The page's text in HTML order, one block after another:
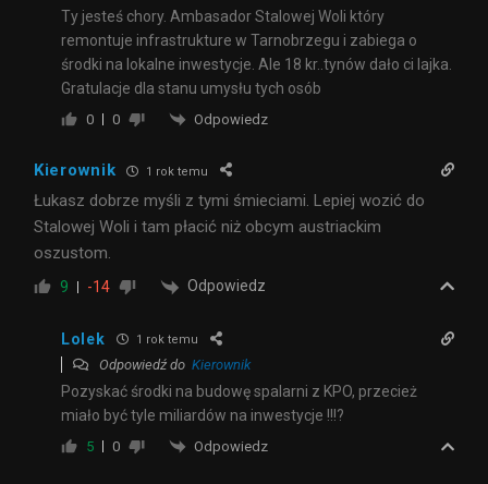
Ty jesteś chory. Ambasador Stalowej Woli który
remontuje infrastrukture w Tarnobrzegu i zabiega o
środki na lokalne inwestycje. Ale 18 kr..tynów dało ci lajka.
Gratulacje dla stanu umysłu tych osób
0 0 Odpowiedz
Kierownik 1 rok temu
Łukasz dobrze myśli z tymi śmieciami. Lepiej wozić do
Stalowej Woli i tam płacić niż obcym austriackim
oszustom.
9 -14 Odpowiedz
Lolek 1 rok temu
Odpowiedź do Kierownik
Pozyskać środki na budowę spalarni z KPO, przecież
miało być tyle miliardów na inwestycje !!!?
5 0 Odpowiedz